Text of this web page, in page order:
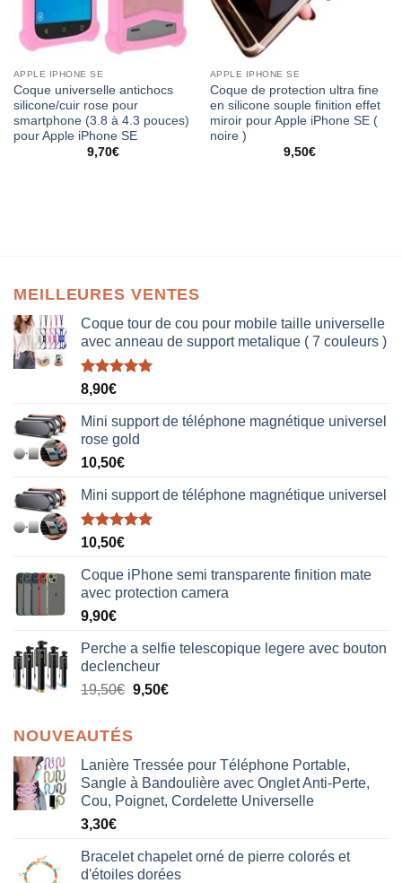
APPLE IPHONE SE
Coque universelle antichocs
silicone/cuir rose pour
smartphone (3.8 à 4.3 pouces)
pour Apple iPhone SE
9,70€
APPLE IPHONE SE
Coque de protection ultra fine
en silicone souple finition effet
miroir pour Apple iPhone SE (
noire )
9,50€
MEILLEURES VENTES
Coque tour de cou pour mobile taille universelle
avec anneau de support metalique ( 7 couleurs )
Note5.00
sur 5
8,90€
Mini support de téléphone magnétique universel
rose gold
10,50€
Mini support de téléphone magnétique universel
Note5.00
sur 5
10,50€
Coque iPhone semi transparente finition mate
avec protection camera
9,90€
Perche a selfie telescopique legere avec bouton
declencheur
19,50€ 9,50€
NOUVEAUTÉS
Lanière Tressée pour Téléphone Portable,
Sangle à Bandoulière avec Onglet Anti-Perte,
Cou, Poignet, Cordelette Universelle
3,30€
Bracelet chapelet orné de pierre colorés et
d'étoiles dorées